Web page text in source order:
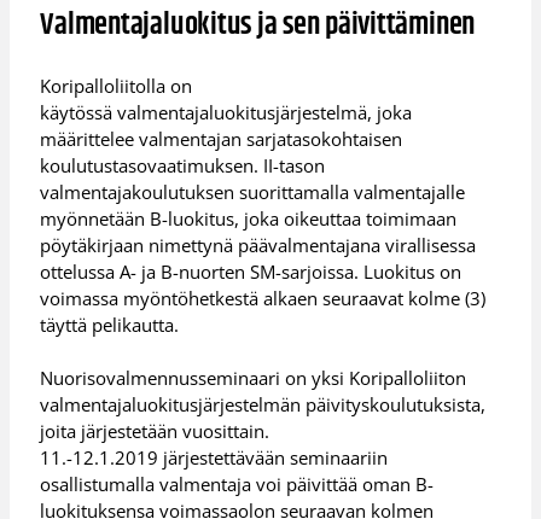
Valmentajaluokitus ja sen päivittäminen
Koripalloliitolla on
käytössä valmentajaluokitusjärjestelmä, joka
määrittelee valmentajan sarjatasokohtaisen
koulutustasovaatimuksen. II-tason
valmentajakoulutuksen suorittamalla valmentajalle
myönnetään B-luokitus, joka oikeuttaa toimimaan
pöytäkirjaan nimettynä päävalmentajana virallisessa
ottelussa A- ja B-nuorten SM-sarjoissa. Luokitus on
voimassa myöntöhetkestä alkaen seuraavat kolme (3)
täyttä pelikautta.
Nuorisovalmennusseminaari on yksi Koripalloliiton
valmentajaluokitusjärjestelmän päivityskoulutuksista,
joita järjestetään vuosittain.
11.-12.1.2019 järjestettävään seminaariin
osallistumalla valmentaja voi päivittää oman B-
luokituksensa voimassaolon seuraavan kolmen